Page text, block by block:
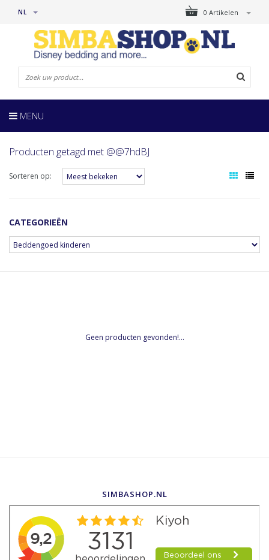
0 Artikelen
NL
MENU
Producten getagd met @@7hdBJ
Sorteren op:
CATEGORIEËN
Geen producten gevonden!...
SIMBASHOP.NL